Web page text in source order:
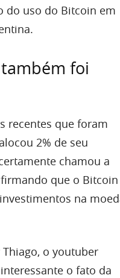
do uso do Bitcoin em
foi
recentes que foram
2% de seu
chamou a
que o Bitcoin
na
o youtuber
o fato da